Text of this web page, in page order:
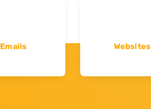
Emails
Websites